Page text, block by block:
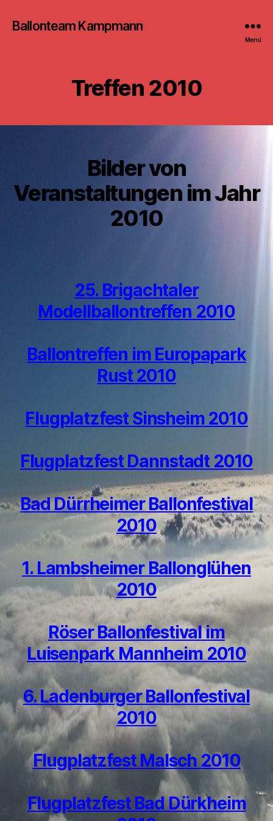
Ballonteam Kampmann
Menü
Treffen 2010
Bilder von
Veranstaltungen im Jahr
2010
25. Brigachtaler
Modellballontreffen 2010
Ballontreffen im Europapark
Rust 2010
Flugplatzfest Sinsheim 2010
Flugplatzfest Dannstadt 2010
Bad Dürrheimer Ballonfestival
2010
1. Lambsheimer Ballonglühen
2010
Röser Ballonfestival im
Luisenpark Mannheim 2010
6. Ladenburger Ballonfestival
2010
Flugplatzfest Malsch 2010
Flugplatzfest Bad Dürkheim